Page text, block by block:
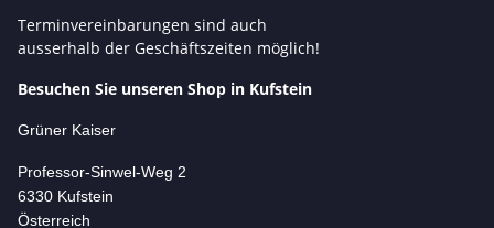
Terminvereinbarungen sind auch
ausserhalb der Geschäftszeiten möglich!
Besuchen Sie unseren Shop in Kufstein
Grüner Kaiser
Professor-Sinwel-Weg 2
6330 Kufstein
Österreich